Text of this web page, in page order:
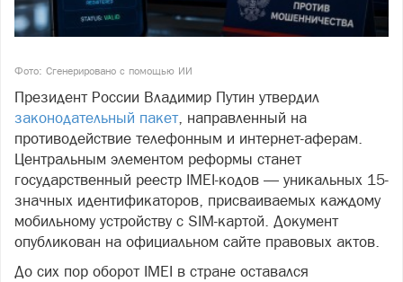
Фото: Сгенерировано с помощью ИИ
Президент России Владимир Путин утвердил
законодательный пакет, направленный на
противодействие телефонным и интернет-аферам.
Центральным элементом реформы станет
государственный реестр IMEI-кодов — уникальных 15-
значных идентификаторов, присваиваемых каждому
мобильному устройству с SIM-картой. Документ
опубликован на официальном сайте правовых актов.
До сих пор оборот IMEI в стране оставался